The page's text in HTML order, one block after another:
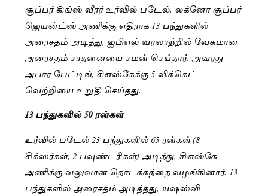
சூப்பர் கிங்ஸ் வீரர் உர்வில் படேல், லக்னோ சூப்பர்
ஜெயன்ட்ஸ் அணிக்கு எதிராக 13 பந்துகளில்
அரைசதம் அடித்து, ஐபிஎல் வரலாற்றில் வேகமான
அரைசதம் சாதனையை சமன் செய்தார். அவரது
அபார பேட்டிங், சிஎஸ்கேக்கு 5 விக்கெட்
வெற்றியை உறுதி செய்தது.
13 பந்துகளில் 50 ரன்கள்
உர்வில் படேல் 23 பந்துகளில் 65 ரன்கள் (8
சிக்ஸர்கள், 2 பவுண்டரிகள்) அடித்து, சிஎஸ்கே
அணிக்கு வலுவான தொடக்கத்தை வழங்கினார். 13
பந்துகளில் அரைசதம் அடித்தது, யஷஸ்வி